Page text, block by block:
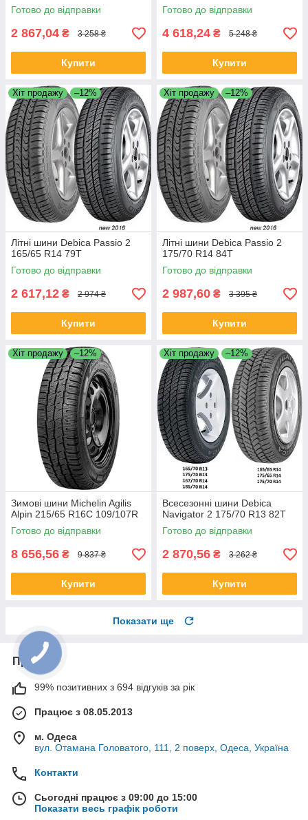
Готово до відправки
2 867,04 ₴ 3 258 ₴
Купити
Готово до відправки
4 618,24 ₴ 5 248 ₴
Купити
Хіт продажу –12%
Літні шини Debica Passio 2
165/65 R14 79T
Готово до відправки
2 617,12 ₴ 2 974 ₴
Купити
Хіт продажу –12%
Літні шини Debica Passio 2
175/70 R14 84T
Готово до відправки
2 987,60 ₴ 3 395 ₴
Купити
Хіт продажу –12%
Зимові шини Michelin Agilis
Alpin 215/65 R16C 109/107R
Готово до відправки
8 656,56 ₴ 9 837 ₴
Купити
Хіт продажу –12%
Всесезонні шини Debica
Navigator 2 175/70 R13 82T
Готово до відправки
2 870,56 ₴ 3 262 ₴
Купити
Показати ще
Про нас
99% позитивних з 694 відгуків за рік
Працює з 08.05.2013
м. Одеса
вул. Отамана Головатого, 111, 2 поверх, Одеса, Україна
Контакти
Сьогодні працює з 09:00 до 15:00
Показати весь графік роботи